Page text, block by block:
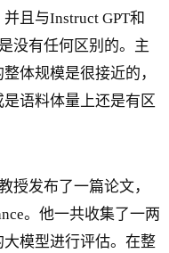
且与Instruct GPT和
没有任何区别的。主
体规模是很接近的，
语料体量上还是有区
授发布了一篇论文，
。他一共收集了一两
模型进行评估。在整